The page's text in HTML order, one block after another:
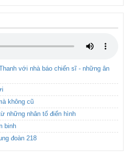
với nhà báo chiến sĩ - những ân
không cũ
những nhân tố điển hình
binh
đoàn 218